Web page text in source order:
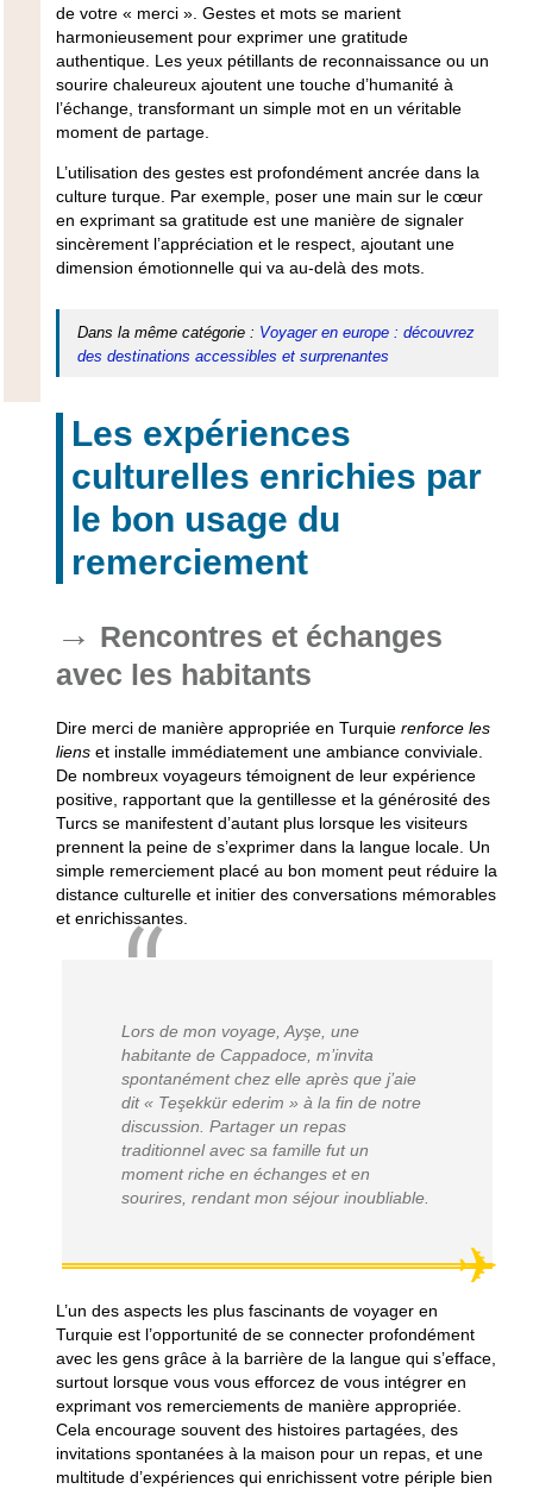
de votre « merci ». Gestes et mots se marient
harmonieusement pour exprimer une gratitude
authentique. Les yeux pétillants de reconnaissance ou un
sourire chaleureux ajoutent une touche d’humanité à
l’échange, transformant un simple mot en un véritable
moment de partage.
L’utilisation des gestes est profondément ancrée dans la
culture turque. Par exemple, poser une main sur le cœur
en exprimant sa gratitude est une manière de signaler
sincèrement l’appréciation et le respect, ajoutant une
dimension émotionnelle qui va au-delà des mots.
Dans la même catégorie : Voyager en europe : découvrez
des destinations accessibles et surprenantes
Les expériences
culturelles enrichies par
le bon usage du
remerciement
Rencontres et échanges
avec les habitants
Dire merci de manière appropriée en Turquie renforce les
lienset installe immédiatement une ambiance conviviale.
De nombreux voyageurs témoignent de leur expérience
positive, rapportant que la gentillesse et la générosité des
Turcs se manifestent d’autant plus lorsque les visiteurs
prennent la peine de s’exprimer dans la langue locale. Un
simple remerciement placé au bon moment peut réduire la
distance culturelle et initier des conversations mémorables
et enrichissantes.
Lors de mon voyage, Ayşe, une
habitante de Cappadoce, m’invita
spontanément chez elle après que j’aie
dit « Teşekkür ederim » à la fin de notre
discussion. Partager un repas
traditionnel avec sa famille fut un
moment riche en échanges et en
sourires, rendant mon séjour inoubliable.
L’un des aspects les plus fascinants de voyager en
Turquie est l’opportunité de se connecter profondément
avec les gens grâce à la barrière de la langue qui s’efface,
surtout lorsque vous vous efforcez de vous intégrer en
exprimant vos remerciements de manière appropriée.
Cela encourage souvent des histoires partagées, des
invitations spontanées à la maison pour un repas, et une
multitude d’expériences qui enrichissent votre périple bien